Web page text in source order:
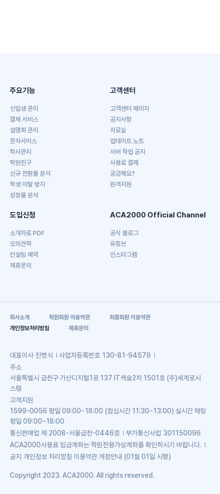
주요기능
신입생 관리
결제 서비스
설명회 관리
문자서비스
학사관리
학원친구
신규 전환율 분석
학생 이탈 방지
성장률 분석
고객센터
고객센터 페이지
공지사항
자료실
업데이트 노트
서버 작업 공지
사용료 결제
궁금해요?
원격지원
도입신청
소개자료 PDF
모의견적
컨설팅 예약
제휴문의
ACA2000 Official Channel
공식 블로그
유튜브
인스타그램
회사소개 학원회원 이용약관
최종회원 이용약관
개인정보처리방침
제휴문의
대표이사 진병식 사업자등록번호 130-81-94579
주소
서울특별시 금천구 가산디지털1로 137 IT캐슬2차 1501호 (주)세계로시
스템
고객지원
1599-0056 평일 09:00~18:00 (점심시간 11:30~13:00) 실시간 채팅
평일 09:00~18:00
통신판매업 제 2008-서울금천-0446호 부가통신사업 301150096
ACA2000사용료 입금계좌는 학원전용가상계좌를 확인하시기 바랍니다.
공지 개인정보 처리방침 이용약관 개정안내 (01월 01일 시행)
Copyright 2023. ACA2000. All rights reserved.